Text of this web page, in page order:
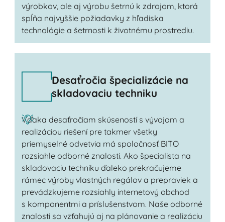
výrobkov, ale aj výrobu šetrnú k zdrojom, ktorá
spĺňa najvyššie požiadavky z hľadiska
technológie a šetrnosti k životnému prostrediu.
Desaťročia špecializácie na
skladovaciu techniku
Vďaka desaťročiam skúseností s vývojom a
realizáciou riešení pre takmer všetky
priemyselné odvetvia má spoločnosť BITO
rozsiahle odborné znalosti. Ako špecialista na
skladovaciu techniku ďaleko prekračujeme
rámec výroby vlastných regálov a prepraviek a
prevádzkujeme rozsiahly internetový obchod
s komponentmi a príslušenstvom. Naše odborné
znalosti sa vzťahujú aj na plánovanie a realizáciu